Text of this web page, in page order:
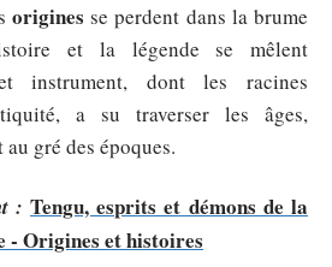
origines se perdent dans la brume
et la légende se mêlent
instrument, dont les racines
a su traverser les âges,
gré des époques.
: Tengu, esprits et démons de la
- Origines et histoires